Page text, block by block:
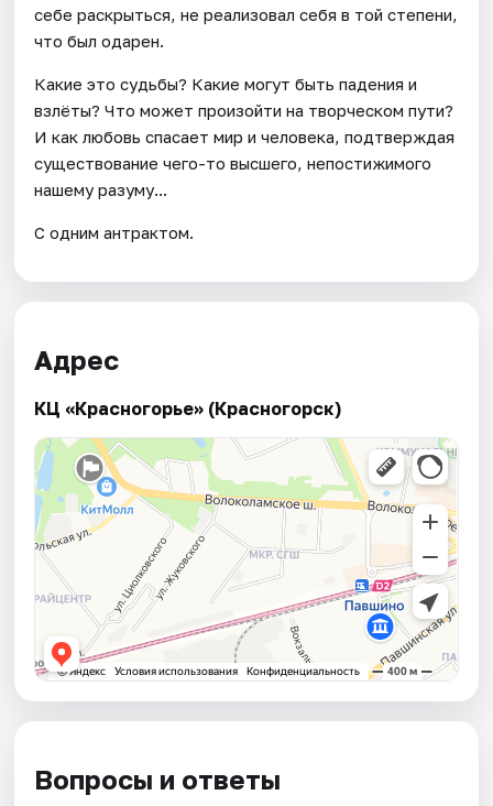
себе раскрыться, не реализовал себя в той степени,
что был одарен.
Какие это судьбы? Какие могут быть падения и
взлёты? Что может произойти на творческом пути?
И как любовь спасает мир и человека, подтверждая
существование чего-то высшего, непостижимого
нашему разуму...
С одним антрактом.
Адрес
КЦ «Красногорье» (Красногорск)
Вопросы и ответы